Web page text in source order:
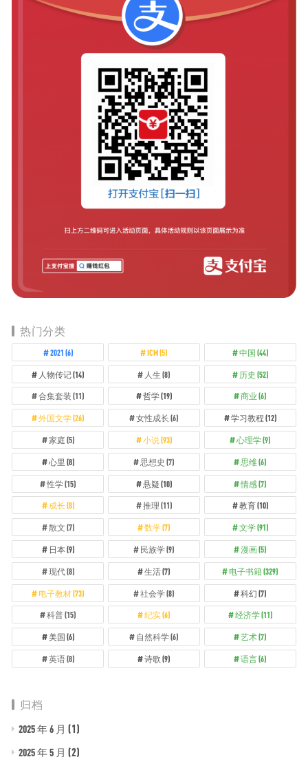
热门分类
2021 (6) ICM(5) 中国 (44)
人物传记 (14) 人生 (8) 历史 (52)
合集套装 (11) 哲学(19) 商业 (6)
外国文学(26) 女性成长 (6) 学习教程 (12)
家庭 (5) 小说(93) 心理学(9)
心里 (8) 思想史 (7) 思维(6)
性学(15) 悬疑 (10) 情感(7)
成长 (8) 推理 (11) 教育(10)
散文 (7) 数学(7) 文学(91)
日本(9) 民族学(9) 漫画(5)
现代 (8) 生活(7) 电子书籍(329)
电子教材(73) 社会学(8) 科幻 (7)
科普(15) 纪实(6) 经济学(11)
美国 (6) 自然科学(6) 艺术(7)
英语(8) 诗歌 (9) 语言(6)
归档
2025 年 6 月 (1)
2025 年 5 月 (2)